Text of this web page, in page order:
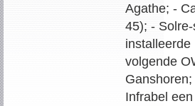
Agathe; -
45); -
installeerde
volgende
Infrabel